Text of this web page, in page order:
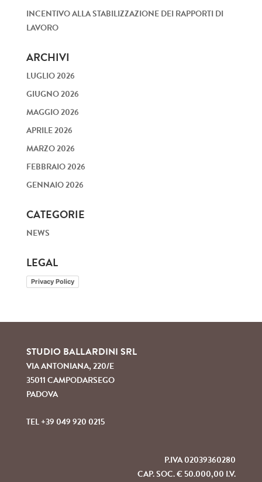
INCENTIVO ALLA STABILIZZAZIONE DEI RAPPORTI DI
LAVORO
ARCHIVI
LUGLIO 2026
GIUGNO 2026
MAGGIO 2026
APRILE 2026
MARZO 2026
FEBBRAIO 2026
GENNAIO 2026
CATEGORIE
NEWS
LEGAL
Privacy Policy
STUDIO BALLARDINI SRL
VIA ANTONIANA, 220/E
35011 CAMPODARSEGO
PADOVA
TEL +39 049 920 0215
P.IVA 02039360280
CAP. SOC. € 50.000,00 I.V.